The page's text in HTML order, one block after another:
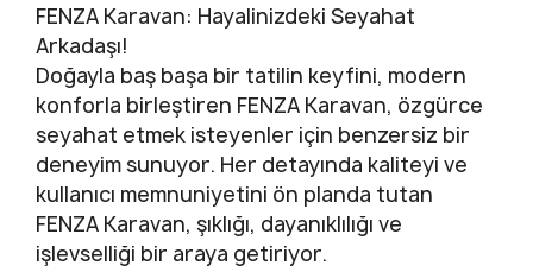
FENZA Karavan: Hayalinizdeki Seyahat
Arkadaşı!
Doğayla baş başa bir tatilin keyfini, modern
konforla birleştiren FENZA Karavan, özgürce
seyahat etmek isteyenler için benzersiz bir
deneyim sunuyor. Her detayında kaliteyi ve
kullanıcı memnuniyetini ön planda tutan
FENZA Karavan, şıklığı, dayanıklılığı ve
işlevselliği bir araya getiriyor.